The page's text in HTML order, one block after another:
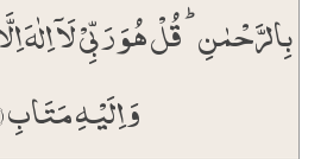
بِالرَّحۡمٰنِ ؕ قُلۡ ہُوَ رَبِّیۡ لَاۤ اِلٰہَ
وَ اِلَیۡہِ مَتَابِ